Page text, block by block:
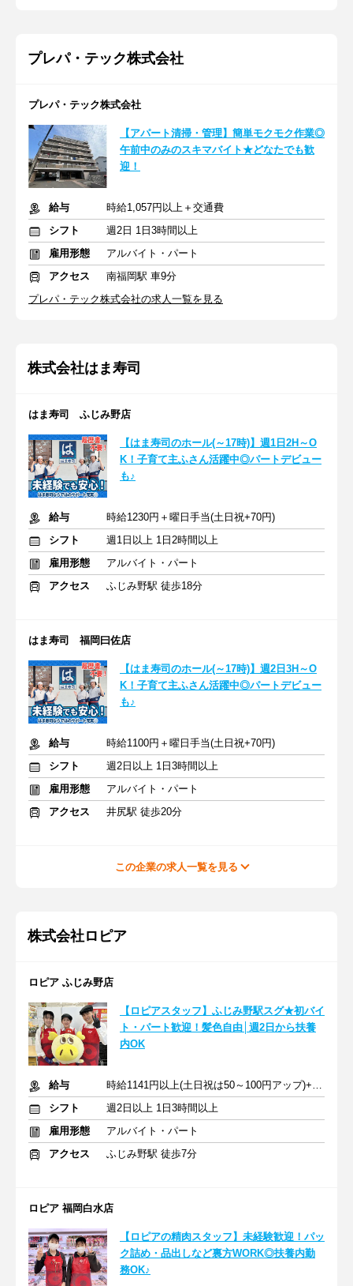
プレパ・テック株式会社
プレパ・テック株式会社
【アパート清掃・管理】簡単モクモク作業◎
午前中のみのスキマバイト★どなたでも歓
迎！
給与
時給1,057円以上＋交通費
シフト
週2日 1日3時間以上
雇用形態
アルバイト・パート
アクセス
南福岡駅 車9分
プレパ・テック株式会社の求人一覧を見る
株式会社はま寿司
はま寿司 ふじみ野店
【はま寿司のホール(～17時)】週1日2H～O
K！子育て主ふさん活躍中◎パートデビュー
も♪
給与
時給1230円＋曜日手当(土日祝+70円)
シフト
週1日以上 1日2時間以上
雇用形態
アルバイト・パート
アクセス
ふじみ野駅 徒歩18分
はま寿司 福岡曰佐店
【はま寿司のホール(～17時)】週2日3H～O
K！子育て主ふさん活躍中◎パートデビュー
も♪
給与
時給1100円＋曜日手当(土日祝+70円)
シフト
週2日以上 1日3時間以上
雇用形態
アルバイト・パート
アクセス
井尻駅 徒歩20分
この企業の求人一覧を見る
株式会社ロピア
ロピア ふじみ野店
【ロピアスタッフ】ふじみ野駅スグ★初バイ
ト・パート歓迎！髪色自由│週2日から扶養
内OK
給与
時給1141円以上(土日祝は50～100円アップ)+交通費
シフト
週2日以上 1日3時間以上
雇用形態
アルバイト・パート
アクセス
ふじみ野駅 徒歩7分
ロピア 福岡白水店
【ロピアの精肉スタッフ】未経験歓迎！パッ
ク詰め・品出しなど裏方WORK◎扶養内勤
務OK♪